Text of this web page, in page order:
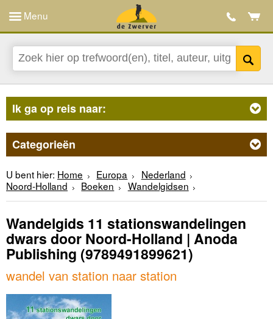
Menu
Ik ga op reis naar:
Categorieën
U bent hier: Home Europa
Nederland
Noord-Holland
Boeken Wandelgidsen
Wandelgids 11 stationswandelingen
dwars door Noord-Holland | Anoda
Publishing (9789491899621)
wandel van station naar station